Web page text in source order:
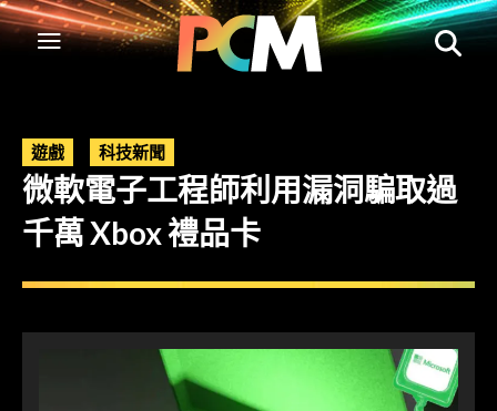
遊戲 科技新聞
微軟電子工程師利用漏洞騙取過
千萬 Xbox 禮品卡